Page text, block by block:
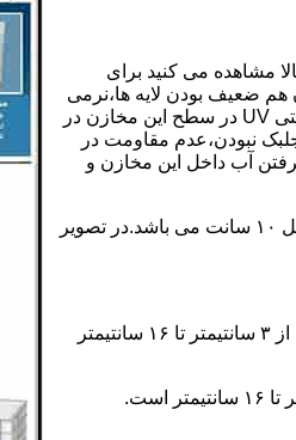
مشاهده می کنید برای
ضعیف بودن لایه ها،نرمی
بیش از حد بدنه مخزن،عدم توانایی طراحی این مخازن برای مصارف خاص،نداشتن مواد آنتی UV در سطح این مخازن در
نبودن،عدم مقاومت در
آب داخل این مخازن و
ولی مخازن دوجداره دارای پروفیل دوجداره در بدنه خود می باشند که ارتفاع پروفیل حداقل ۱۰ سانت می باشد.در تصویر
ارتفاع پروفیل : فاصله بین جداره داخلی مخزن و تاج پروفیل می باشد که معمولا اندازه آن از ۳ سانتیمتر تا ۱۶ سانتیمتر